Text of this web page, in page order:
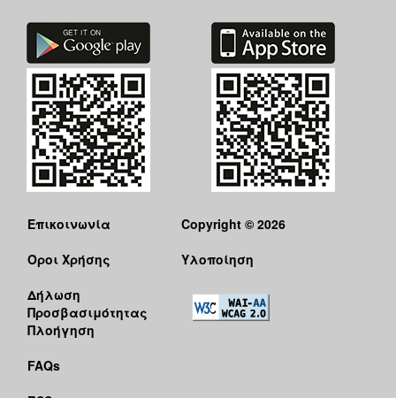
Επικοινωνία
Όροι Χρήσης
Δήλωση
Προσβασιμότητας
Πλοήγηση
FAQs
Copyright © 2026
Υλοποίηση